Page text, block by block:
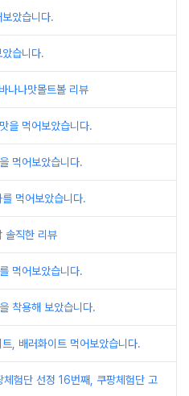
았습니다.
습니다.
나나맛몰트볼 리뷰
을 먹어보았습니다.
먹어보았습니다.
먹어보았습니다.
솔직한 리뷰
먹어보았습니다.
착용해 보았습니다.
, 배러화이트 먹어보았습니다.
험단 선정 16번째, 쿠팡체험단 고